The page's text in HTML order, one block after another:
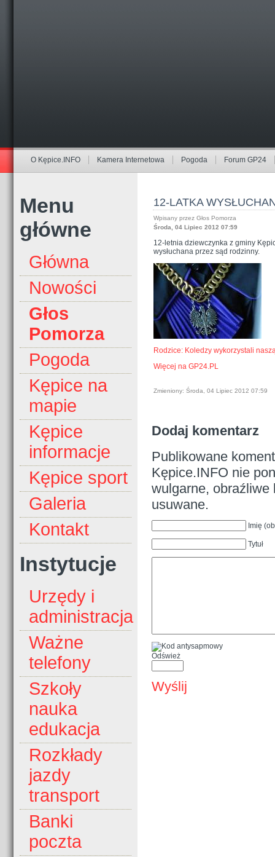
O Kępice.INFO Kamera Internetowa Pogoda Forum GP24
Menu
główne
Główna
Nowości
Głos
Pomorza
Pogoda
Kępice na
mapie
Kępice
informacje
Kępice sport
Galeria
Kontakt
Instytucje
Urzędy i
administracja
Ważne
telefony
Szkoły
nauka
edukacja
Rozkłady
jazdy
transport
Banki
poczta
12-LATKA
Wpisany przez Głos Pomorza
Środa, 04 Lipiec 2012 07:59
12-letnia dziewczynka z gminy
wysłuchana przez sąd rodzinny.
Rodzice: Koledzy wykorzystali
Więcej na GP24.PL
Zmieniony: Środa, 04 Lipiec 2012 07:59
Dodaj komentarz
Publikowane
Kępice.INFO nie
wulgarne, obraźliwe
usuwane.
Imię
Tytuł
Odśwież
Wyślij